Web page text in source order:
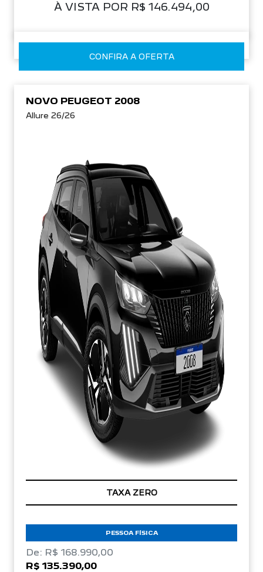
À VISTA POR R$ 146.494,00
CONFIRA A OFERTA
NOVO PEUGEOT 2008
Allure 26/26
TAXA ZERO
PESSOA FÍSICA
De: R$ 168.990,00
R$ 135.390,00